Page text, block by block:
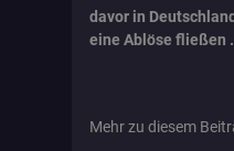
davor in
eine Ablöse fließen
Mehr zu diesem